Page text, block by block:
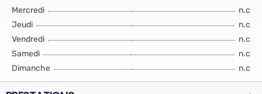
Mercredi
n.c
Jeudi
n.c
Vendredi
n.c
Samedi
n.c
Dimanche
n.c